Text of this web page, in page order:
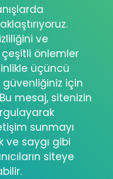
ve
önlemler
üçüncü
güvenliğiniz için
mesaj, sitenizin
sunmayı
ve saygı gibi
siteye